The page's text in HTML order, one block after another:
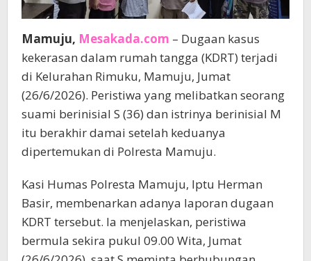
Mamuju, Mesakada.com – Dugaan kasus
kekerasan dalam rumah tangga (KDRT) terjadi
di Kelurahan Rimuku, Mamuju, Jumat
(26/6/2026). Peristiwa yang melibatkan seorang
suami berinisial S (36) dan istrinya berinisial M
itu berakhir damai setelah keduanya
dipertemukan di Polresta Mamuju.
Kasi Humas Polresta Mamuju, Iptu Herman
Basir, membenarkan adanya laporan dugaan
KDRT tersebut. Ia menjelaskan, peristiwa
bermula sekira pukul 09.00 Wita, Jumat